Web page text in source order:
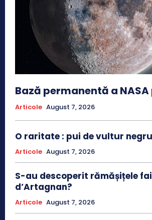
Bază permanentă a NASA
Articole August 7, 2026
O raritate : pui de vultur negru
Articole August 7, 2026
S-au descoperit rămășițele
d’Artagnan?
Articole August 7, 2026